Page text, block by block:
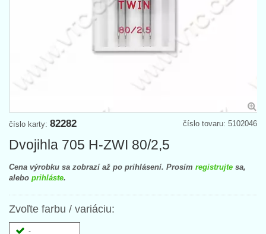
číslo tovaru: 5102046
číslo karty: 82282
Dvojihla 705 H-ZWI 80/2,5
Cena výrobku sa zobrazí až po prihlásení. Prosím registrujte sa,
alebo prihláste.
Zvoľte farbu / variáciu:
-